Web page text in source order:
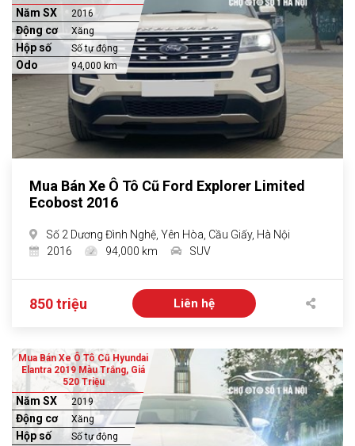
Năm SX 2016
Động cơ Xăng
Hộp số Số tự động
Odo 94,000 km
Mua Bán Xe Ô Tô Cũ Ford Explorer Limited
Ecobost 2016
Số 2 Dương Đình Nghệ, Yên Hòa, Cầu Giấy, Hà Nội
2016
94,000 km SUV
850 triệu Liên hệ
Mua Bán Xe Ô Tô Cũ Hyundai
Elantra 2019 Màu Trắng, Giá
520 Triệu
Năm SX 2019
Động cơ Xăng
Hộp số Số tự động